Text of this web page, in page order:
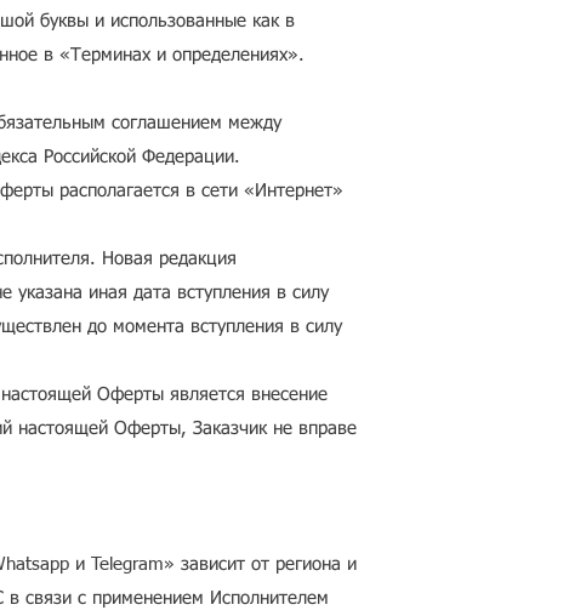
буквы и использованные как в
в «Терминах и определениях».
соглашением между
Российской Федерации.
располагается в сети «Интернет»
Новая редакция
указана иная дата вступления в силу
до момента вступления в силу
Оферты является внесение
настоящей Оферты, Заказчик не вправе
и Telegram» зависит от региона и
связи с применением Исполнителем